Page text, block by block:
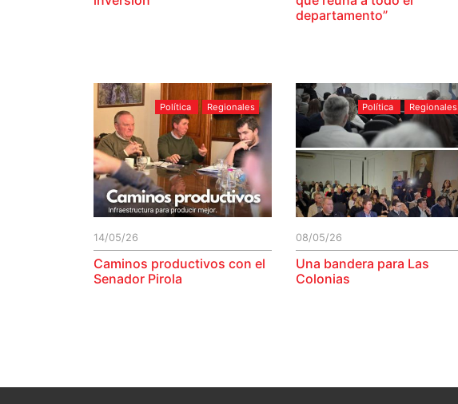
departamento”
Política Regionales
14/05/26
Caminos productivos con el
Senador Pirola
Política Regionales
08/05/26
Una bandera para Las
Colonias